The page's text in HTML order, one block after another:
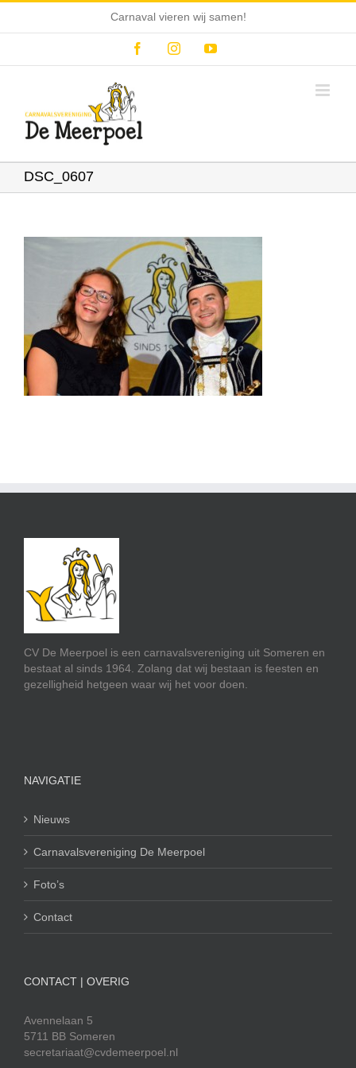
Carnaval vieren wij samen!
FacebookInstagramYouTube
DSC_0607
CV De Meerpoel is een carnavalsvereniging uit Someren en
bestaat al sinds 1964. Zolang dat wij bestaan is feesten en
gezelligheid hetgeen waar wij het voor doen.
NAVIGATIE
Nieuws
Carnavalsvereniging De Meerpoel
Foto’s
Contact
CONTACT | OVERIG
Avennelaan 5
5711 BB Someren
secretariaat@cvdemeerpoel.nl